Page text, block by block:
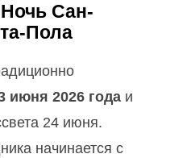
Сан-
Пола
июня 2026 года и
24 июня.
начинается с